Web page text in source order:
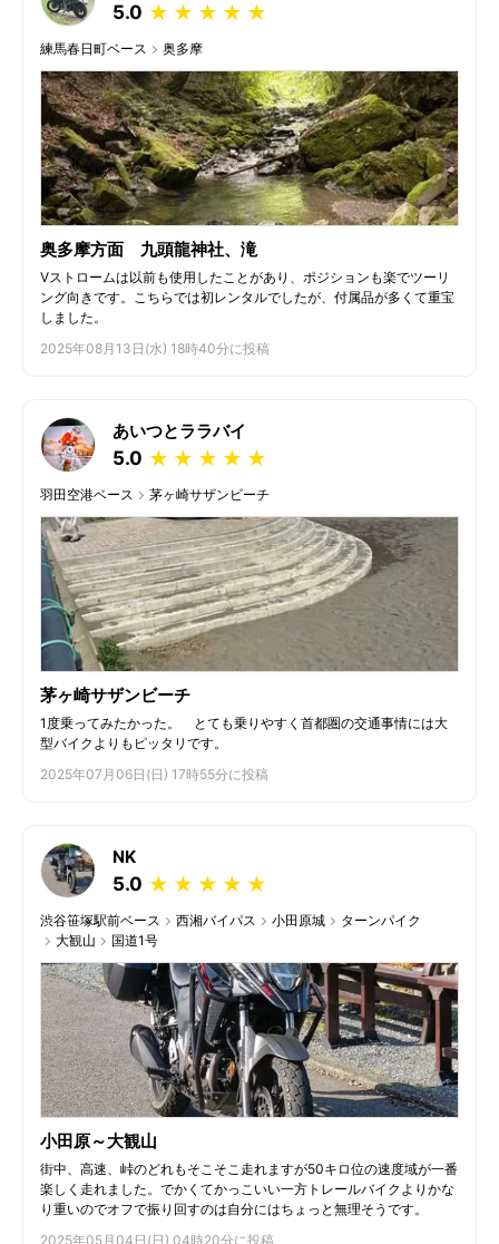
5.0 ★
★
★
★
★
練馬春日町ベース 奥多摩
奥多摩方面 九頭龍神社、滝
Vストロームは以前も使用したことがあり、ポジションも楽でツーリ
ング向きです。こちらでは初レンタルでしたが、付属品が多くて重宝
しました。
2025年08月13日(水) 18時40分に投稿
あいつとララバイ
5.0 ★
★
★
★
★
羽田空港ベース 茅ヶ崎サザンビーチ
茅ヶ崎サザンビーチ
1度乗ってみたかった。 とても乗りやすく首都圏の交通事情には大
型バイクよりもピッタリです。
2025年07月06日(日) 17時55分に投稿
NK
5.0 ★
★
★
★
★
渋谷笹塚駅前ベース 西湘バイパス 小田原城
ターンパイク
大観山
国道1号
小田原～大観山
街中、高速、峠のどれもそこそこ走れますが50キロ位の速度域が一番
楽しく走れました。でかくてかっこいい一方トレールバイクよりかな
り重いのでオフで振り回すのは自分にはちょっと無理そうです。
2025年05月04日(日) 04時20分に投稿